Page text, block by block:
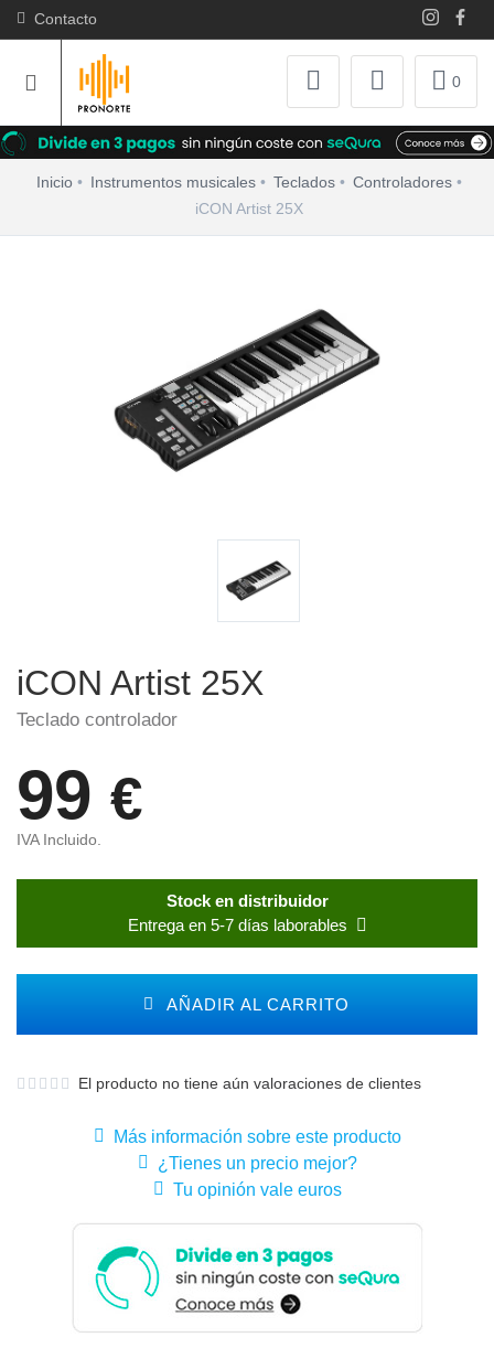
Contacto
0
Inicio Instrumentos musicales Teclados
Controladores
iCON Artist 25X
iCON Artist 25X
Teclado controlador
99 €
IVA Incluido.
Stock en distribuidor
Entrega en 5-7 días laborables
AÑADIR AL CARRITO
El producto no tiene aún valoraciones de clientes
Más información sobre este producto
¿Tienes un precio mejor?
Tu opinión vale euros